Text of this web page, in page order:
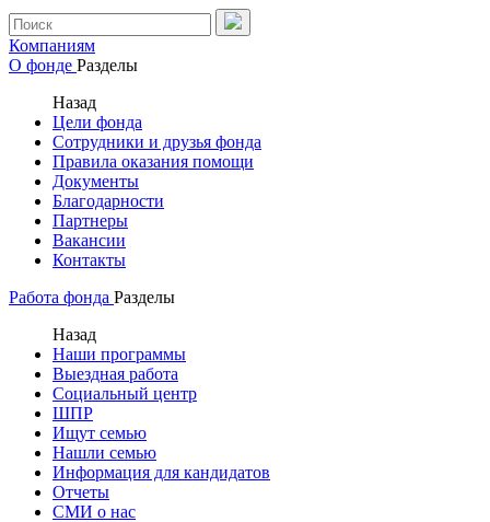
Компаниям
О фонде Разделы
Назад
Цели фонда
Сотрудники и друзья фонда
Правила оказания помощи
Документы
Благодарности
Партнеры
Вакансии
Контакты
Работа фонда Разделы
Назад
Наши программы
Выездная работа
Социальный центр
ШПР
Ищут семью
Нашли семью
Информация для кандидатов
Отчеты
СМИ о нас